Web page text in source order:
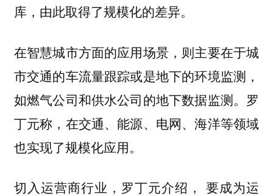
库，由此取得了规模化的差异。
在智慧城市方面的应用场景，则主要在于城
市交通的车流量跟踪或是地下的环境监测，
如燃气公司和供水公司的地下数据监测。罗
丁元称，在交通、能源、电网、海洋等领域
也实现了规模化应用。
切入运营商行业，罗丁元介绍，要成为运